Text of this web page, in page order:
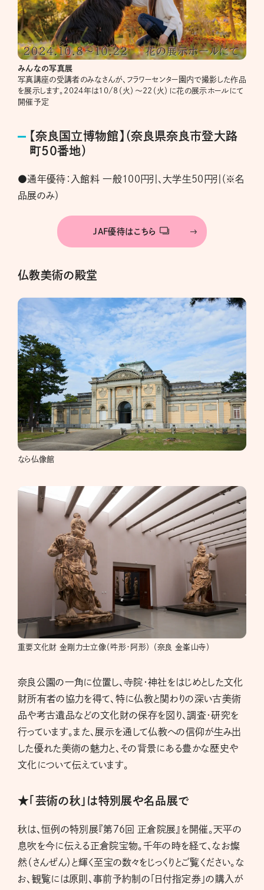
みんなの写真展
写真講座の受講者のみなさんが、フラワーセンター園内で撮影した作品
を展示します。2024年は10/8（火）～22（火）に花の展示ホールにて
開催予定
【奈良国立博物館】（奈良県奈良市登大路
町50番地）
●通年優待：入館料 一般100円引、大学生50円引（※名
品展のみ）
JAF優待はこちら
仏教美術の殿堂
なら仏像館
重要文化財 金剛力士立像（吽形・阿形） （奈良 金峯山寺）
奈良公園の一角に位置し、寺院・神社をはじめとした文化
財所有者の協力を得て、特に仏教と関わりの深い古美術
品や考古遺品などの文化財の保存を図り、調査・研究を
行っています。また、展示を通して仏教への信仰が生み出
した優れた美術の魅力と、その背景にある豊かな歴史や
文化について伝えています。
★「芸術の秋」は特別展や名品展で
秋は、恒例の特別展『第76回 正倉院展』を開催。天平の
息吹を今に伝える正倉院宝物。千年の時を経て、なお燦
然（さんぜん）と輝く至宝の数々をじっくりとご覧ください。な
お、観覧には原則、事前予約制の「日付指定券」の購入が